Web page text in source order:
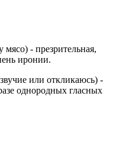
мясо) - презрительная,
иронии.
или откликаюсь) -
однородных гласных